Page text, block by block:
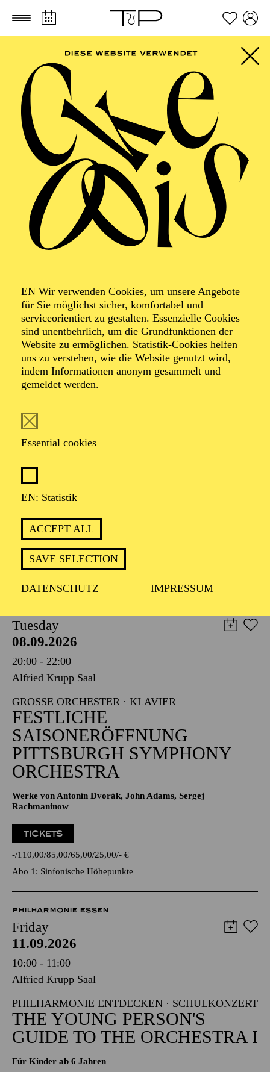
Zum Hauptinhalt springen Zum Footer springen
EN Wir verwenden Cookies, um unsere Angebote
für Sie möglichst sicher, komfortabel und
serviceorientiert zu gestalten. Essenzielle Cookies
sind unentbehrlich, um die Grundfunktionen der
Website zu ermöglichen. Statistik-Cookies helfen
uns zu verstehen, wie die Website genutzt wird,
indem Informationen anonym gesammelt und
gemeldet werden.
Essential cookies
EN: Statistik
ACCEPT ALL
SAVE SELECTION
DATENSCHUTZ IMPRESSUM
FILTER
SEPTEMBER 2026
PHILHARMONIE ESSEN
Friday
04.09.2026
20:00 - 23:00
Alfried Krupp Saal
Organiser: Theater-, Konzert- u. Gastspieldirektion OTTO
HOFNER GMBH
TICKETS
55,20 52,70€
EN: SCHAUSPIEL ESSEN
05.09.2026
19:30 - 21:30
BLICK AUF DEN IRAN –
STIMMEN ZUR AKTUELLEN
LAGE
TICKETS
8,00€
Tuesday
08.09.2026
20:00 - 22:00
Alfried Krupp Saal
GROSSE ORCHESTER · KLAVIER
FESTLICHE
SAISONERÖFFNUNG
PITTSBURGH SYMPHONY
ORCHESTRA
Werke von Antonín Dvorák, John Adams, Sergej
Rachmaninow
TICKETS
- 110,00 85,00 65,00 25,00 - €
Abo 1: Sinfonische Höhepunkte
PHILHARMONIE ESSEN
Friday
11.09.2026
10:00 - 11:00
Alfried Krupp Saal
PHILHARMONIE ENTDECKEN · SCHULKONZERT
THE YOUNG PERSON'S
GUIDE TO THE ORCHESTRA I
Für Kinder ab 6 Jahren